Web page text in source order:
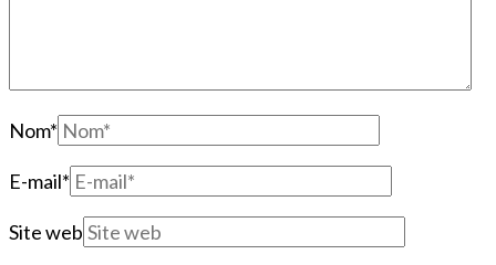
Nom*
E-mail*
Site web